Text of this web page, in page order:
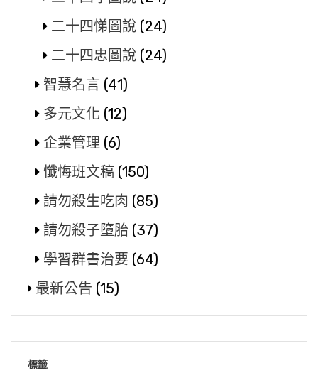
二十四悌圖說 (24)
二十四忠圖說 (24)
智慧名言 (41)
多元文化 (12)
企業管理 (6)
懺悔班文稿 (150)
請勿殺生吃肉 (85)
請勿殺子墮胎 (37)
學習群書治要 (64)
最新公告 (15)
標籤